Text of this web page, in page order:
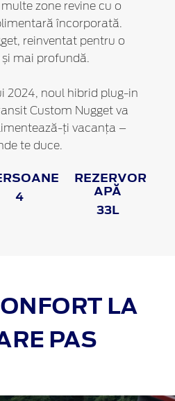
zone revine cu o
încorporată.
reinventat pentru o
și mai profundă.
2024, noul hibrid plug-in
Custom Nugget va
ți vacanța –
te duce.
4
REZERVOR
APĂ
33L
LA
PAS